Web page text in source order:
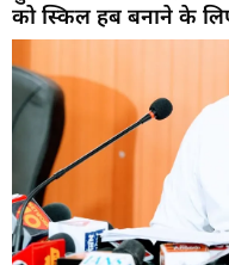
को स्किल हब बनाने के